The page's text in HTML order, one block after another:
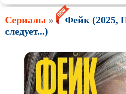
Сериалы »
Фейк (2025,
следует...)